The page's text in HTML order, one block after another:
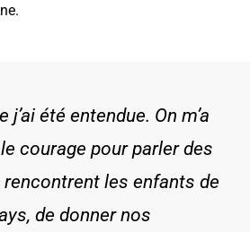
j’ai été entendue. On m’a
courage pour parler des
les enfants de
de donner nos